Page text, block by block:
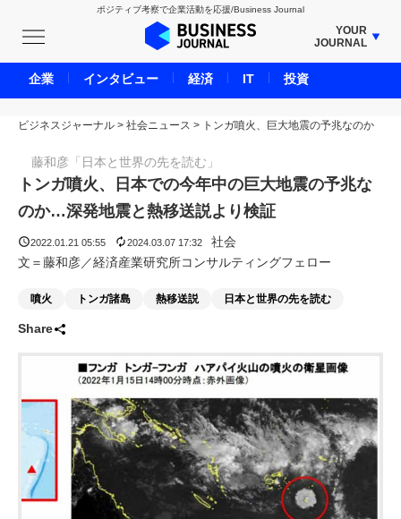
ポジティブ考察で企業活動を応援/Business Journal
YOUR
JOURNAL
BUSINESS JOURNAL
UNICORN JOURNAL
CARBON CREDITS JOURNAL
IVS JOURNAL
ENERGY MANAGEMENT JOURNAL
INBOUND JOURNAL
LIFE ENDING JOURNAL
AI JOURNAL
ADOPTABLE DOG JOURNAL
ビジネスジャーナル > 社会ニュース > トンガ噴火、巨大地震の予兆なのか
藤和彦「日本と世界の先を読む」
トンガ噴火、日本での今年中の巨大地震の予兆な
のか…深発地震と熱移送説より検証
2022.01.21 05:55 2024.03.07 17:32
社会
文＝藤和彦／経済産業研究所コンサルティングフェロー
噴火 トンガ諸島 熱移送説 日本と世界の先を読む
Share
企業 インタビュー 経済 IT 投資